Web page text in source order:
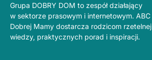
Grupa DOBRY DOM to zespół działający
w sektorze prasowym i internetowym. ABC
Dobrej Mamy dostarcza rodzicom rzetelnej
wiedzy, praktycznych porad i inspiracji.